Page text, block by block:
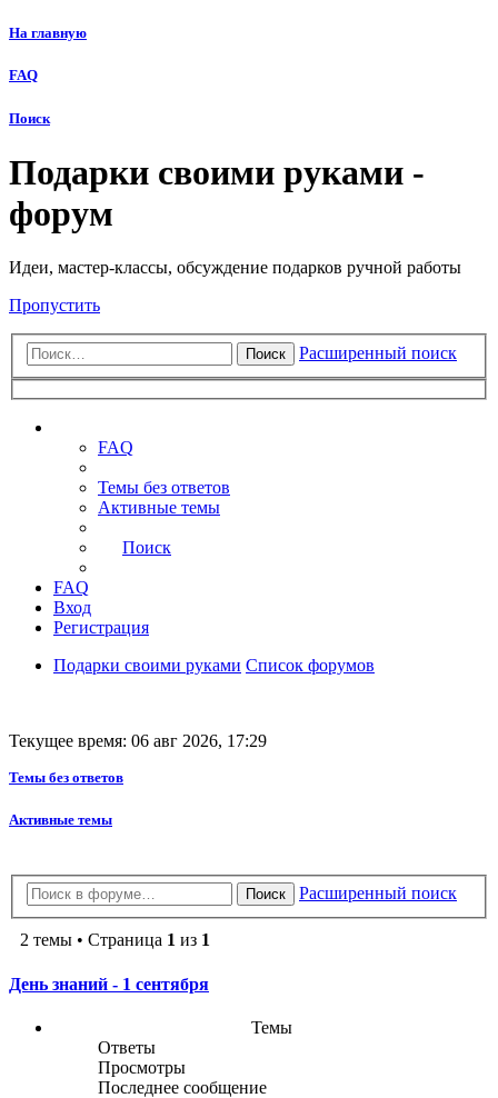
На главную
FAQ
Поиск
Подарки своими руками -
форум
Идеи, мастер-классы, обсуждение подарков ручной работы
Пропустить
Поиск Расширенный поиск
FAQ
Темы без ответов
Активные темы
Поиск
FAQ
Вход
Регистрация
Подарки своими руками Список форумов
Текущее время: 06 авг 2026, 17:29
Темы без ответов
Активные темы
Поиск Расширенный поиск
2 темы • Страница 1 из 1
День знаний - 1 сентября
Темы
Ответы
Просмотры
Последнее сообщение